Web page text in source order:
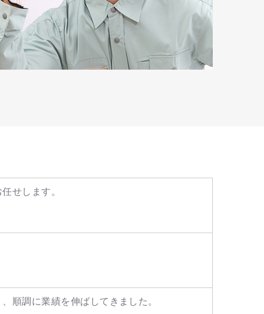
せします。
順調に業績を伸ばしてきました。